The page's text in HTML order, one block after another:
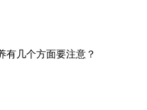
有几个方面要注意？